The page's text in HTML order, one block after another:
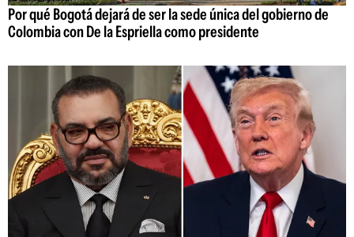
Por qué Bogotá dejará de ser la sede única del gobierno de
Colombia con De la Espriella como presidente